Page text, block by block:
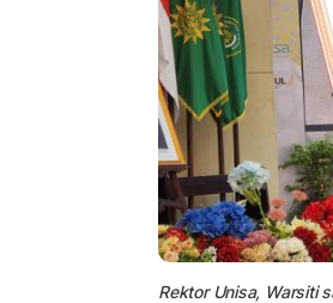
Rektor Unisa, Warsiti